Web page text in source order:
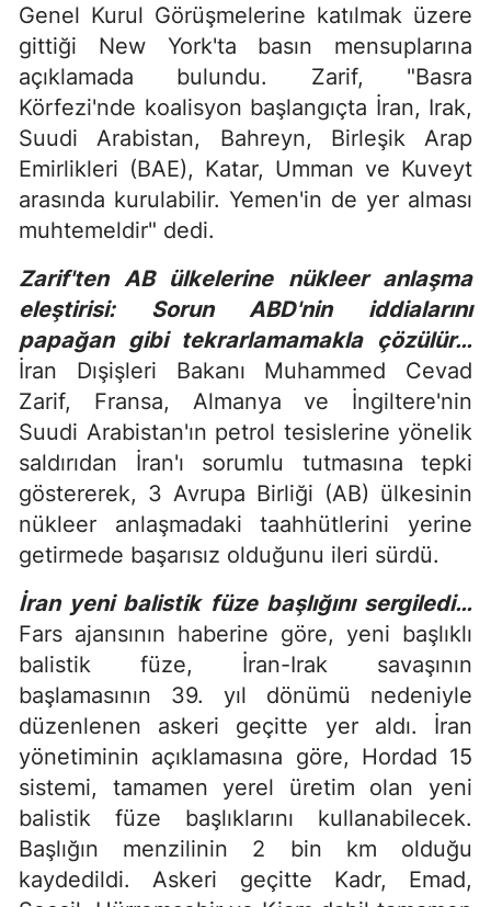
Genel Kurul Görüşmelerine katılmak üzere
gittiği New York'ta basın mensuplarına
açıklamada bulundu. Zarif, "Basra
Körfezi'nde koalisyon başlangıçta İran, Irak,
Suudi Arabistan, Bahreyn, Birleşik Arap
Emirlikleri (BAE), Katar, Umman ve Kuveyt
arasında kurulabilir. Yemen'in de yer alması
muhtemeldir" dedi.
Zarif'ten AB ülkelerine nükleer anlaşma
eleştirisi: Sorun ABD'nin iddialarını
papağan gibi tekrarlamamakla çözülür…
İran Dışişleri Bakanı Muhammed Cevad
Zarif, Fransa, Almanya ve İngiltere'nin
Suudi Arabistan'ın petrol tesislerine yönelik
saldırıdan İran'ı sorumlu tutmasına tepki
göstererek, 3 Avrupa Birliği (AB) ülkesinin
nükleer anlaşmadaki taahhütlerini yerine
getirmede başarısız olduğunu ileri sürdü.
İran yeni balistik füze başlığını sergiledi…
Fars ajansının haberine göre, yeni başlıklı
balistik füze, İran-Irak savaşının
başlamasının 39. yıl dönümü nedeniyle
düzenlenen askeri geçitte yer aldı. İran
yönetiminin açıklamasına göre, Hordad 15
sistemi, tamamen yerel üretim olan yeni
balistik füze başlıklarını kullanabilecek.
Başlığın menzilinin 2 bin km olduğu
kaydedildi. Askeri geçitte Kadr, Emad,